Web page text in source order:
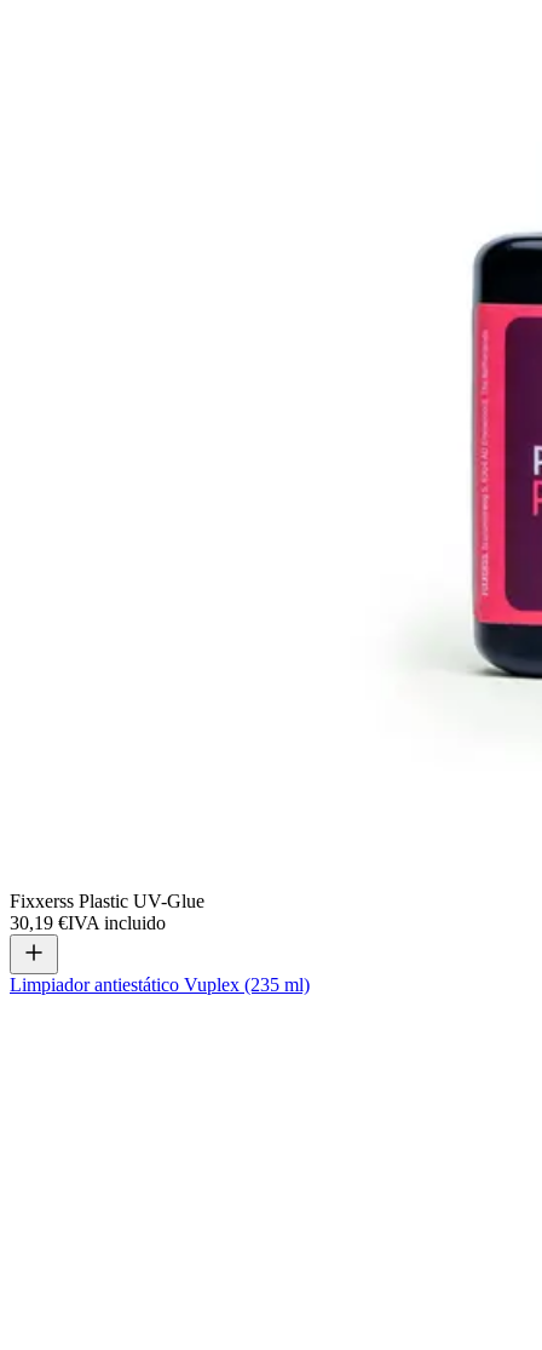
Fixxerss Plastic UV-Glue
30,19 €IVA incluido
Limpiador antiestático Vuplex (235 ml)